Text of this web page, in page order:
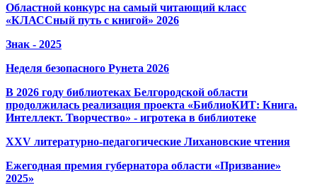
Областной конкурс на самый читающий класс
«КЛАССный путь с книгой» 2026
Знак - 2025
Неделя безопасного Рунета 2026
В 2026 году библиотеках Белгородской области
продолжилась реализация проекта «БиблиоКИТ: Книга.
Интеллект. Творчество» - игротека в библиотеке
XXV литературно-педагогические Лихановские чтения
Ежегодная премия губернатора области «Призвание»
2025»